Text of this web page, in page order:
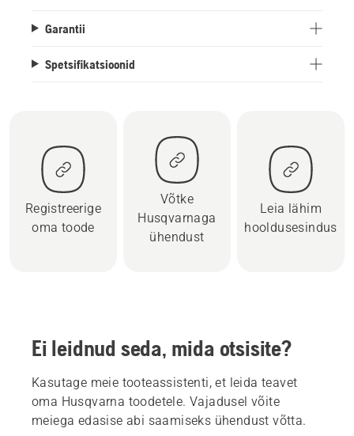
Garantii
Spetsifikatsioonid
Registreerige
oma toode
Võtke
Husqvarnaga
ühendust
Leia lähim
hooldusesindus
Ei leidnud seda, mida otsisite?
Kasutage meie tooteassistenti, et leida teavet
oma Husqvarna toodetele. Vajadusel võite
meiega edasise abi saamiseks ühendust võtta.